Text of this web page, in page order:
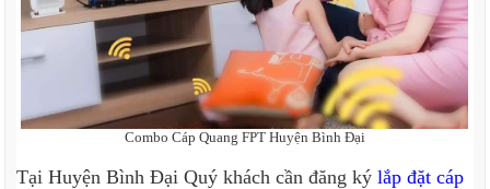
Combo Cáp Quang FPT Huyện Bình Đại
Tại Huyện Bình Đại Quý khách cần đăng kýlắp đặt cáp